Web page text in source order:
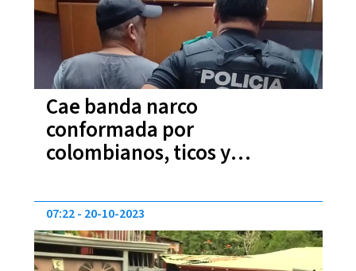
Cae banda narco
conformada por
colombianos, ticos y
07:22 20-10-2023